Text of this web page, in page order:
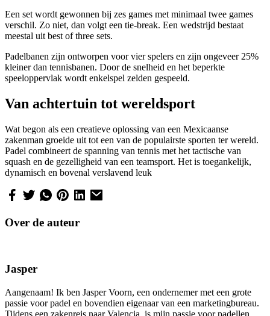
Een set wordt gewonnen bij zes games met minimaal twee games
verschil. Zo niet, dan volgt een tie-break. Een wedstrijd bestaat
meestal uit best of three sets.
Padelbanen zijn ontworpen voor vier spelers en zijn ongeveer 25%
kleiner dan tennisbanen. Door de snelheid en het beperkte
speeloppervlak wordt enkelspel zelden gespeeld.
Van achtertuin tot wereldsport
Wat begon als een creatieve oplossing van een Mexicaanse
zakenman groeide uit tot een van de populairste sporten ter wereld.
Padel combineert de spanning van tennis met het tactische van
squash en de gezelligheid van een teamsport. Het is toegankelijk,
dynamisch en bovenal verslavend leuk
Over de auteur
Jasper
Aangenaam! Ik ben Jasper Voorn, een ondernemer met een grote
passie voor padel en bovendien eigenaar van een marketingbureau.
Tijdens een zakenreis naar Valencia, is mijn passie voor padellen